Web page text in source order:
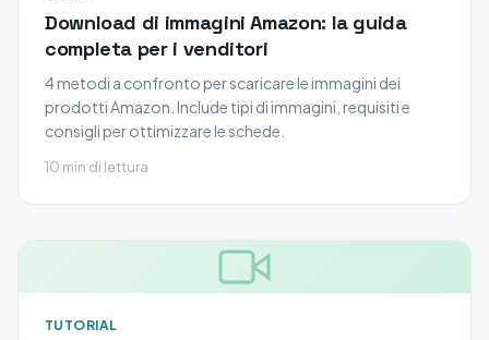
Download di immagini Amazon: la guida
completa per i venditori
4 metodi a confronto per scaricare le immagini dei
prodotti Amazon. Include tipi di immagini, requisiti e
consigli per ottimizzare le schede.
10 min di lettura
TUTORIAL